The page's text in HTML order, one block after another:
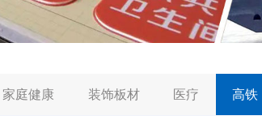
家庭健康 装饰板材 医疗 高铁